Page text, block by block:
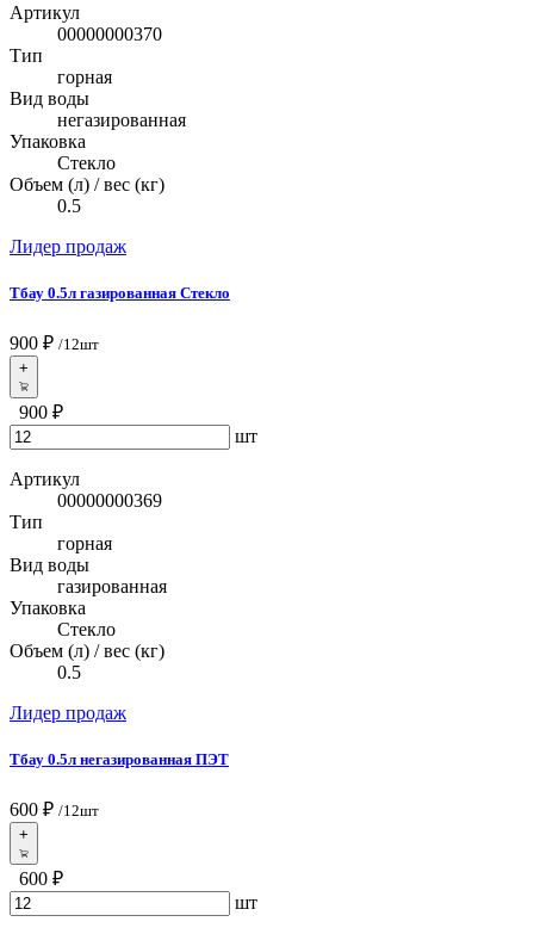
Артикул
00000000370
Тип
горная
Вид воды
негазированная
Упаковка
Стекло
Объем (л) / вес (кг)
0.5
Лидер продаж
Тбау 0.5л газированная Стекло
900 ₽ /12шт
+
900 ₽
шт
Артикул
00000000369
Тип
горная
Вид воды
газированная
Упаковка
Стекло
Объем (л) / вес (кг)
0.5
Лидер продаж
Тбау 0.5л негазированная ПЭТ
600 ₽ /12шт
+
600 ₽
шт